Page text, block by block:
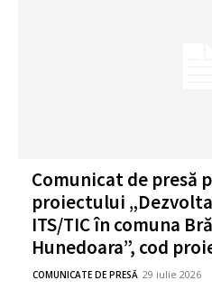
Comunicat de presă
proiectului
ITS/TIC în comuna
Hunedoara”, cod
COMUNICATE DE PRESĂ 29 iulie 2026